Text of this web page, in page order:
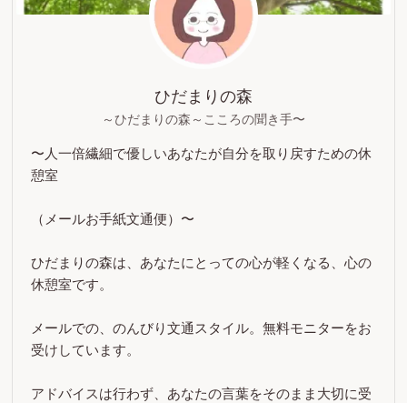
ひだまりの森
～ひだまりの森～こころの聞き手〜
〜人一倍繊細で優しいあなたが自分を取り戻すための休
憩室
（メールお手紙文通便）〜
ひだまりの森は、あなたにとっての心が軽くなる、心の
休憩室です。
メールでの、のんびり文通スタイル。無料モニターをお
受けしています。
アドバイスは行わず、あなたの言葉をそのまま大切に受